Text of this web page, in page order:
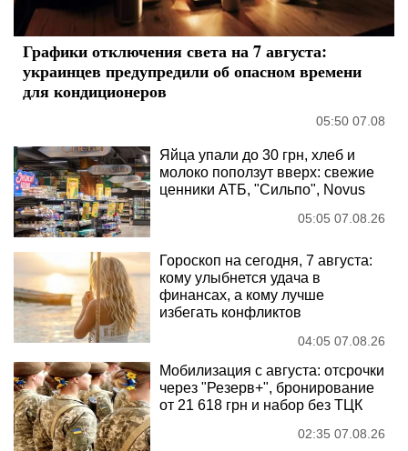
Графики отключения света на 7 августа:
украинцев предупредили об опасном времени
для кондиционеров
05:50 07.08
Яйца упали до 30 грн, хлеб и
молоко поползут вверх: свежие
ценники АТБ, "Сильпо", Novus
05:05 07.08.26
Гороскоп на сегодня, 7 августа:
кому улыбнется удача в
финансах, а кому лучше
избегать конфликтов
04:05 07.08.26
Мобилизация с августа: отсрочки
через "Резерв+", бронирование
от 21 618 грн и набор без ТЦК
02:35 07.08.26